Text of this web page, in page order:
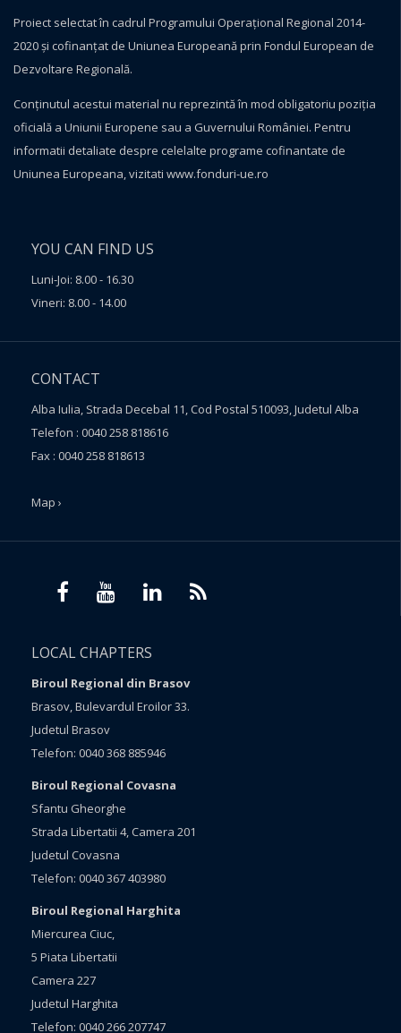
Proiect selectat în cadrul Programului Operațional Regional 2014-
2020 și cofinanțat de Uniunea Europeană prin Fondul European de
Dezvoltare Regională.
Conţinutul acestui material nu reprezintă în mod obligatoriu poziţia
oficială a Uniunii Europene sau a Guvernului României. Pentru
informatii detaliate despre celelalte programe cofinantate de
Uniunea Europeana, vizitati www.fonduri-ue.ro
YOU CAN FIND US
Luni-Joi: 8.00 - 16.30
Vineri: 8.00 - 14.00
CONTACT
Alba Iulia, Strada Decebal 11, Cod Postal 510093, Judetul Alba
Telefon : 0040 258 818616
Fax : 0040 258 818613
Map ›
LOCAL CHAPTERS
Biroul Regional din Brasov
Brasov, Bulevardul Eroilor 33.
Judetul Brasov
Telefon: 0040 368 885946
Biroul Regional Covasna
Sfantu Gheorghe
Strada Libertatii 4, Camera 201
Judetul Covasna
Telefon: 0040 367 403980
Biroul Regional Harghita
Miercurea Ciuc,
5 Piata Libertatii
Camera 227
Judetul Harghita
Telefon: 0040 266 207747